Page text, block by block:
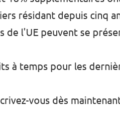
résidant depuis cinq
de l'UE peuvent se
à temps pour les
vous dès